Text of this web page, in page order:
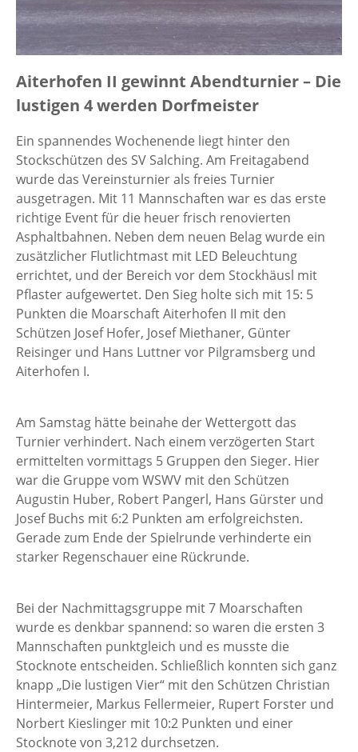
Aiterhofen II gewinnt Abendturnier – Die
lustigen 4 werden Dorfmeister
Ein spannendes Wochenende liegt hinter den
Stockschützen des SV Salching. Am Freitagabend
wurde das Vereinsturnier als freies Turnier
ausgetragen. Mit 11 Mannschaften war es das erste
richtige Event für die heuer frisch renovierten
Asphaltbahnen. Neben dem neuen Belag wurde ein
zusätzlicher Flutlichtmast mit LED Beleuchtung
errichtet, und der Bereich vor dem Stockhäusl mit
Pflaster aufgewertet. Den Sieg holte sich mit 15: 5
Punkten die Moarschaft Aiterhofen II mit den
Schützen Josef Hofer, Josef Miethaner, Günter
Reisinger und Hans Luttner vor Pilgramsberg und
Aiterhofen I.
Am Samstag hätte beinahe der Wettergott das
Turnier verhindert. Nach einem verzögerten Start
ermittelten vormittags 5 Gruppen den Sieger. Hier
war die Gruppe vom WSWV mit den Schützen
Augustin Huber, Robert Pangerl, Hans Gürster und
Josef Buchs mit 6:2 Punkten am erfolgreichsten.
Gerade zum Ende der Spielrunde verhinderte ein
starker Regenschauer eine Rückrunde.
Bei der Nachmittagsgruppe mit 7 Moarschaften
wurde es denkbar spannend: so waren die ersten 3
Mannschaften punktgleich und es musste die
Stocknote entscheiden. Schließlich konnten sich ganz
knapp „Die lustigen Vier“ mit den Schützen Christian
Hintermeier, Markus Fellermeier, Rupert Forster und
Norbert Kieslinger mit 10:2 Punkten und einer
Stocknote von 3,212 durchsetzen.